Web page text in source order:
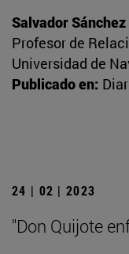
Salvador Sánchez
Profesor de
Universidad de
Publicado en:
24 | 02 | 2023
"Don Quijote